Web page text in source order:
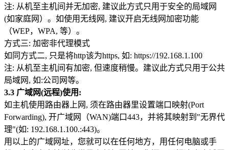
注: 从机至主机间并无加密, 建议此方式只用于安全的局域网
(如家庭网）。如使用无线网, 建议开启无线网加密功能
（WEP，WPA, 等）。
方式三: 加密非代理模式
如同方式二, 只是将http该为https, 如: https://192.168.1.100
注: 从机至主机间有加密, 但速度稍慢。建议此方式只用于公共
局域网, 如:公司网等。
3.3 广域网(远程)使用:
如主机使用路由器上网, 须在路由器里设置端口映射(Port
Forwarding), 开广域网（WAN)端口443，并将其映射到"无界代
理"(如: 192.168.1.100.:443)。
用以上的广域网址，您就可以在任何地方，用任何电脑或手